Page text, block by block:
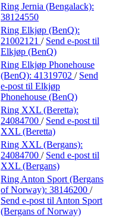
Ring Jernia (Bengalack):
38124550
Ring Elkjøp (BenQ):
21002121 / Send e-post til
Elkjøp (BenQ)
Ring Elkjøp Phonehouse
(BenQ): 41319702 / Send
e-post til Elkjøp
Phonehouse (BenQ)
Ring XXL (Beretta):
24084700 / Send e-post til
XXL (Beretta)
Ring XXL (Bergans):
24084700 / Send e-post til
XXL (Bergans)
Ring Anton Sport (Bergans
of Norway): 38146200 /
Send e-post til Anton Sport
(Bergans of Norway)